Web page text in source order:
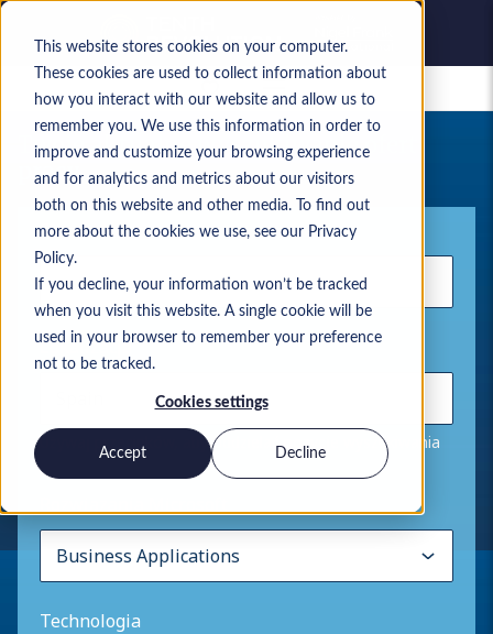
This website stores cookies on your computer.
These cookies are used to collect information about
how you interact with our website and allow us to
remember you. We use this information in order to
improve and customize your browsing experience
and for analytics and metrics about our visitors
both on this website and other media. To find out
more about the cookies we use, see our Privacy
Policy.
If you decline, your information won’t be tracked
when you visit this website. A single cookie will be
used in your browser to remember your preference
not to be tracked.
Cookies settings
Accept Decline
Zapisane oferty pracy
Twoje aktualne wyszukiwanie ofert
pracy
Słowo kluczowe
Lokalizacja
Używaj przecinków, aby oddzielać pozycje wyszukiwania
Technologia